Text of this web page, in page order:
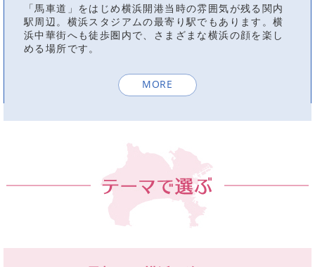
「馬車道」をはじめ横浜開港当時の雰囲気が残る関内
駅周辺。横浜スタジアムの最寄り駅でもあります。横
浜中華街へも徒歩圏内で、さまざまな横浜の顔を楽し
める場所です。
MORE